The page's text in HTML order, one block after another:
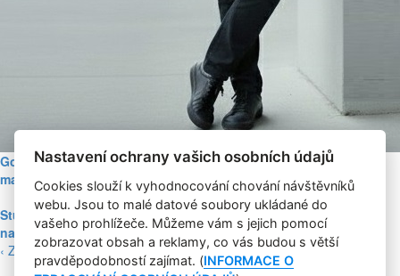
Google Nano Banana nabízí dosud největší potenciál pro
marketing mezi genAI modely pro tvorbu obrázků
Studie: Využívání generativní AI mezi spotřebiteli při online
nakupování prudce roste
‹ Zpět
Nastavení ochrany vašich osobních údajů
Cookies slouží k vyhodnocování chování návštěvníků
webu. Jsou to malé datové soubory ukládané do
vašeho prohlížeče. Můžeme vám s jejich pomocí
zobrazovat obsah a reklamy, co vás budou s větší
pravděpodobností zajímat. (INFORMACE O